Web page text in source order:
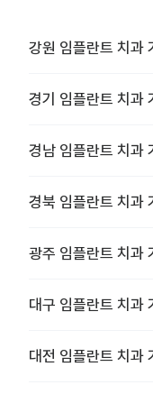
강원 임플란트 치과
경기 임플란트 치과
경남 임플란트 치과
경북 임플란트 치과
광주 임플란트 치과
대구 임플란트 치과
대전 임플란트 치과